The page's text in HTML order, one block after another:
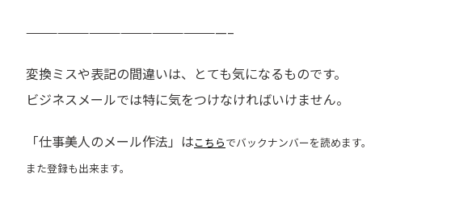
———————————————————–
変換ミスや表記の間違いは、とても気になるものです。
ビジネスメールでは特に気をつけなければいけません。
「仕事美人のメール作法」はこちらでバックナンバーを読めます。
また登録も出来ます。